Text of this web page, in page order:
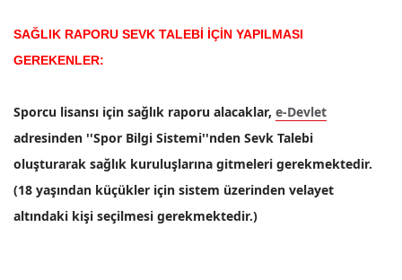
SAĞLIK RAPORU SEVK TALEBİ İÇİN YAPILMASI
GEREKENLER:
Sporcu lisansı için sağlık raporu alacaklar, e-Devlet
adresinden ''Spor Bilgi Sistemi''nden Sevk Talebi
oluşturarak sağlık kuruluşlarına gitmeleri gerekmektedir.
(18 yaşından küçükler için sistem üzerinden velayet
altındaki kişi seçilmesi gerekmektedir.)